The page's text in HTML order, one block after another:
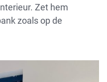
Zet hem
zoals op de